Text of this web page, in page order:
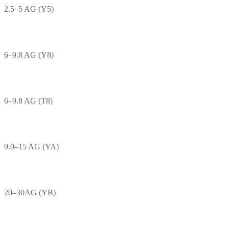
2.5–5 AG (Y5)
6–9.8 AG (Y8)
6–9.8 AG (T8)
9.9–15 AG (YA)
20–30AG (YB)